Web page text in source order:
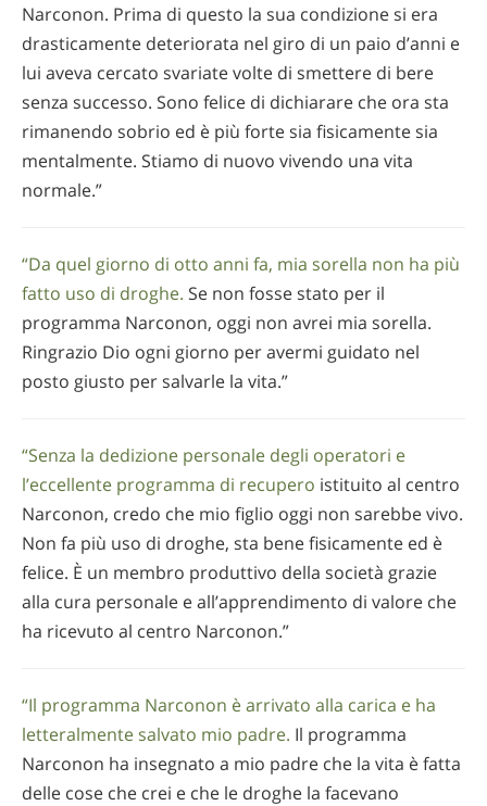
Narconon. Prima di questo la sua condizione si era
drasticamente deteriorata nel giro di un paio d’anni e
lui aveva cercato svariate volte di smettere di bere
senza successo. Sono felice di dichiarare che ora sta
rimanendo sobrio ed è più forte sia fisicamente sia
mentalmente. Stiamo di nuovo vivendo una vita
normale.”
“Da quel giorno di otto anni fa, mia sorella non ha più
fatto uso di droghe. Se non fosse stato per il
programma Narconon, oggi non avrei mia sorella.
Ringrazio Dio ogni giorno per avermi guidato nel
posto giusto per salvarle la vita.”
“Senza la dedizione personale degli operatori e
l’eccellente programma di recupero istituito al centro
Narconon, credo che mio figlio oggi non sarebbe vivo.
Non fa più uso di droghe, sta bene fisicamente ed è
felice. È un membro produttivo della società grazie
alla cura personale e all’apprendimento di valore che
ha ricevuto al centro Narconon.”
“Il programma Narconon è arrivato alla carica e ha
letteralmente salvato mio padre. Il programma
Narconon ha insegnato a mio padre che la vita è fatta
delle cose che crei e che le droghe la facevano